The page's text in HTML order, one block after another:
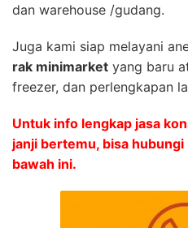
dan warehouse /gudang.
Juga kami siap melayani
rak minimarket yang baru
freezer, dan perlengkapan
Untuk info lengkap jasa
janji bertemu, bisa
bawah ini.